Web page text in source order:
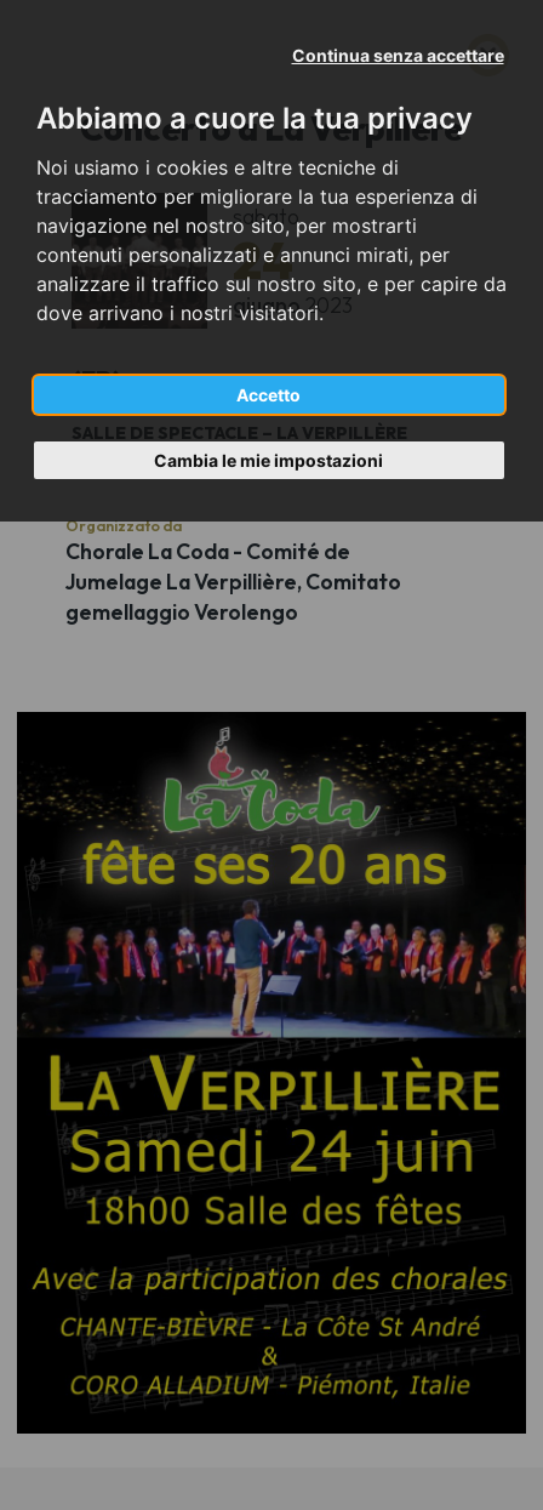
Abbiamo a cuore la tua privacy
Noi usiamo i cookies e altre tecniche di
tracciamento per migliorare la tua esperienza di
navigazione nel nostro sito, per mostrarti
contenuti personalizzati e annunci mirati, per
analizzare il traffico sul nostro sito, e per capire da
dove arrivano i nostri visitatori.
Accetto
Continua senza accettare
Cambia le mie impostazioni
Concerto a La Verpillere
sabato
24
giugno 2023
(FR)
SALLE DE SPECTACLE – LA VERPILLÈRE
Organizzato da
Chorale La Coda - Comité de
Jumelage La Verpillière, Comitato
gemellaggio Verolengo